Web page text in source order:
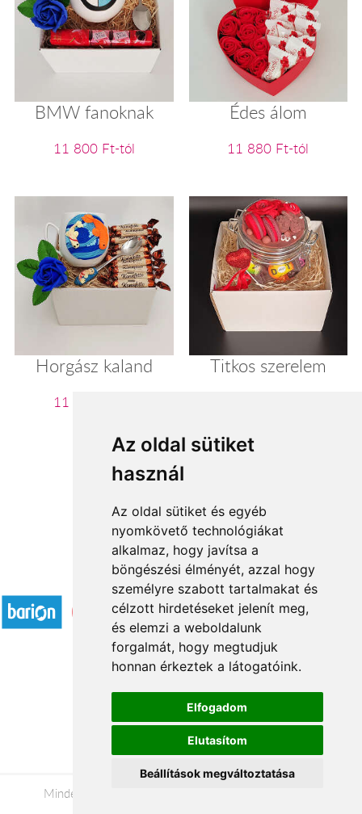
Az oldal sütiket
használ
Az oldal sütiket és egyéb
nyomkövető technológiákat
alkalmaz, hogy javítsa a
böngészési élményét, azzal hogy
személyre szabott tartalmakat és
célzott hirdetéseket jelenít meg,
és elemzi a weboldalunk
forgalmát, hogy megtudjuk
honnan érkeztek a látogatóink.
Elfogadom
Elutasítom
Beállítások megváltoztatása
BMW fanoknak
11 800 Ft-tól
Édes álom
11 880 Ft-tól
Horgász kaland
11 920 Ft-tól
Titkos szerelem
2 3 ...
Elfogadott fizetési módok
Á.SZ.F.
Impresszum
Adatkezelési tájékoztató
Minden jog fenntartva © 2026 |